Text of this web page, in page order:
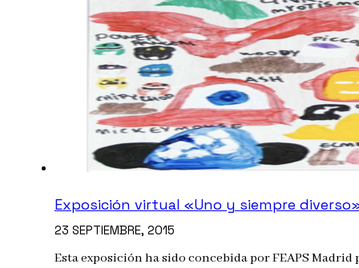
Exposición virtual «Uno y siempre
23 SEPTIEMBRE, 2015
Esta exposición ha sido concebida por FEAPS